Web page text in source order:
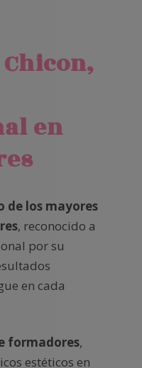
en
de los mayores
, reconocido a
por su
en cada
formadores,
estéticos en